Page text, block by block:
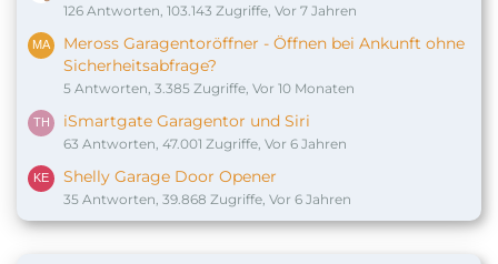
126 Antworten, 103.143 Zugriffe, Vor 7 Jahren
Meross Garagentoröffner - Öffnen bei Ankunft ohne
Sicherheitsabfrage?
5 Antworten, 3.385 Zugriffe, Vor 10 Monaten
iSmartgate Garagentor und Siri
63 Antworten, 47.001 Zugriffe, Vor 6 Jahren
Shelly Garage Door Opener
35 Antworten, 39.868 Zugriffe, Vor 6 Jahren